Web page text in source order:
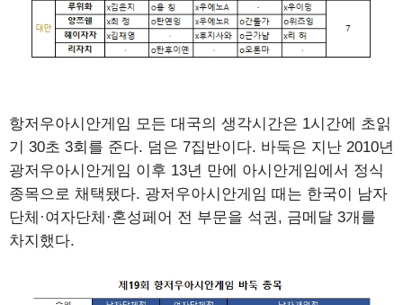
항저우아시안게임 모든 대국의 생각시간은 1시간에 초읽
기 30초 3회를 준다. 덤은 7집반이다. 바둑은 지난 2010년
광저우아시안게임 이후 13년 만에 아시안게임에서 정식
종목으로 채택됐다. 광저우아시안게임 때는 한국이 남자
단체·여자단체·혼성페어 전 부문을 석권, 금메달 3개를
차지했다.